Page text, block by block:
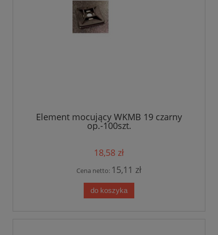
Element mocujący WKMB 19 czarny
op.-100szt.
18,58 zł
Cena netto: 15,11 zł
do koszyka